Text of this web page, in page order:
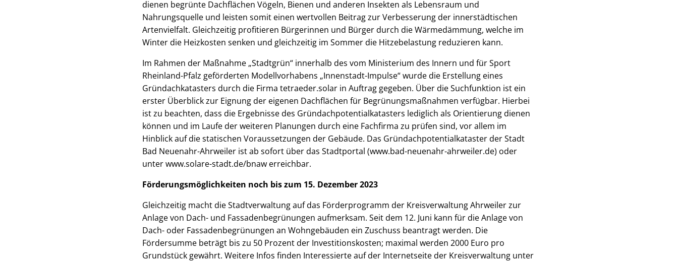
dienen begrünte Dachflächen Vögeln, Bienen und anderen Insekten als Lebensraum und
Nahrungsquelle und leisten somit einen wertvollen Beitrag zur Verbesserung der innerstädtischen
Artenvielfalt. Gleichzeitig profitieren Bürgerinnen und Bürger durch die Wärmedämmung, welche im
Winter die Heizkosten senken und gleichzeitig im Sommer die Hitzebelastung reduzieren kann.
Im Rahmen der Maßnahme „Stadtgrün“ innerhalb des vom Ministerium des Innern und für Sport
Rheinland-Pfalz geförderten Modellvorhabens „Innenstadt-Impulse“ wurde die Erstellung eines
Gründachkatasters durch die Firma tetraeder.solar in Auftrag gegeben. Über die Suchfunktion ist ein
erster Überblick zur Eignung der eigenen Dachflächen für Begrünungsmaßnahmen verfügbar. Hierbei
ist zu beachten, dass die Ergebnisse des Gründachpotentialkatasters lediglich als Orientierung dienen
können und im Laufe der weiteren Planungen durch eine Fachfirma zu prüfen sind, vor allem im
Hinblick auf die statischen Voraussetzungen der Gebäude. Das Gründachpotentialkataster der Stadt
Bad Neuenahr-Ahrweiler ist ab sofort über das Stadtportal (www.bad-neuenahr-ahrweiler.de) oder
unter www.solare-stadt.de/bnaw erreichbar.
Förderungsmöglichkeiten noch bis zum 15. Dezember 2023
Gleichzeitig macht die Stadtverwaltung auf das Förderprogramm der Kreisverwaltung Ahrweiler zur
Anlage von Dach- und Fassadenbegrünungen aufmerksam. Seit dem 12. Juni kann für die Anlage von
Dach- oder Fassadenbegrünungen an Wohngebäuden ein Zuschuss beantragt werden. Die
Fördersumme beträgt bis zu 50 Prozent der Investitionskosten; maximal werden 2000 Euro pro
Grundstück gewährt. Weitere Infos finden Interessierte auf der Internetseite der Kreisverwaltung unter